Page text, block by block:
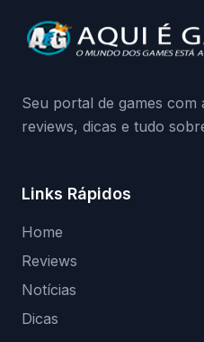
da Playground:
medidas contra
Seu portal de games com
reviews, dicas e tudo
Links Rápidos
Home
Reviews
Notícias
Dicas